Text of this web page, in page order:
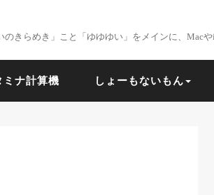
きらめき」こと「ゆゆゆい」をメインに、Mac
ミナ計算機 しょーもないもん